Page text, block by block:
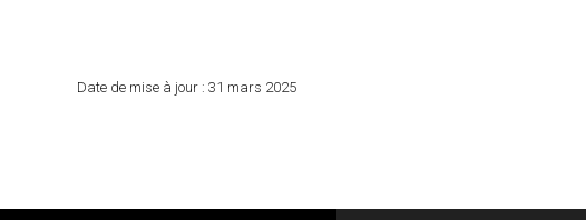
Date de mise à jour : 31 mars 2025